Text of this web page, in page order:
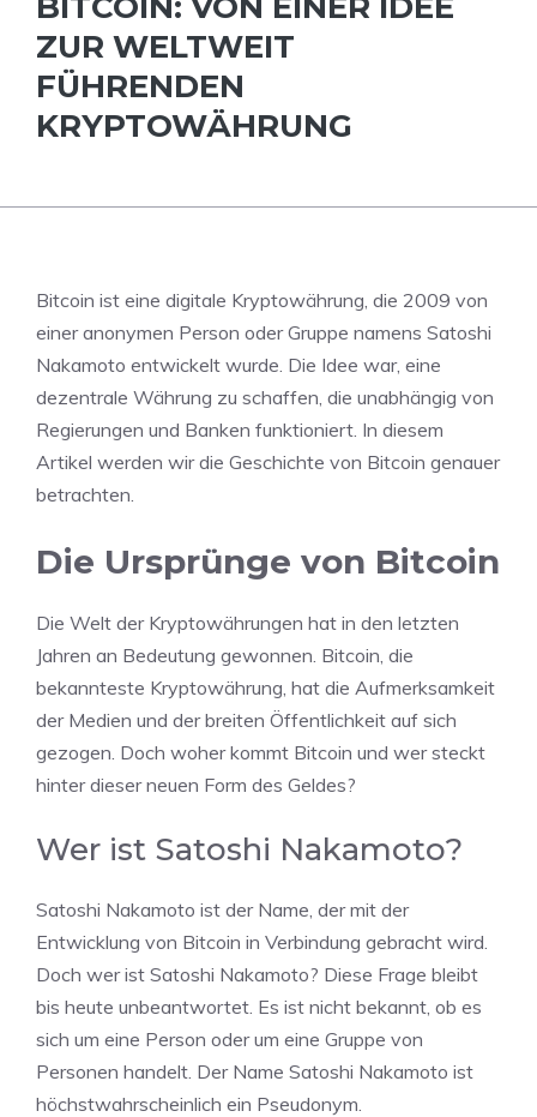
ZUR WELTWEIT
FÜHRENDEN
KRYPTOWÄHRUNG
Bitcoin ist eine digitale Kryptowährung, die 2009 von
einer anonymen Person oder Gruppe namens Satoshi
Nakamoto entwickelt wurde. Die Idee war, eine
dezentrale Währung zu schaffen, die unabhängig von
Regierungen und Banken funktioniert. In diesem
Artikel werden wir die Geschichte von Bitcoin genauer
betrachten.
Die Ursprünge von Bitcoin
Die Welt der Kryptowährungen hat in den letzten
Jahren an Bedeutung gewonnen. Bitcoin, die
bekannteste Kryptowährung, hat die Aufmerksamkeit
der Medien und der breiten Öffentlichkeit auf sich
gezogen. Doch woher kommt Bitcoin und wer steckt
hinter dieser neuen Form des Geldes?
Wer ist Satoshi Nakamoto?
Satoshi Nakamoto ist der Name, der mit der
Entwicklung von Bitcoin in Verbindung gebracht wird.
Doch wer ist Satoshi Nakamoto? Diese Frage bleibt
bis heute unbeantwortet. Es ist nicht bekannt, ob es
sich um eine Person oder um eine Gruppe von
Personen handelt. Der Name Satoshi Nakamoto ist
höchstwahrscheinlich ein Pseudonym.